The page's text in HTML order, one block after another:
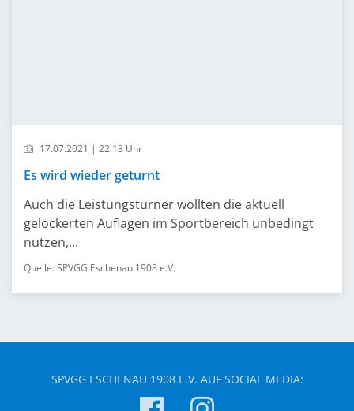
17.07.2021 | 22:13 Uhr
Es wird wieder geturnt
Auch die Leistungsturner wollten die aktuell
gelockerten Auflagen im Sportbereich unbedingt
nutzen,...
Quelle: SPVGG Eschenau 1908 e.V.
SPVGG ESCHENAU 1908 E.V. AUF SOCIAL MEDIA: